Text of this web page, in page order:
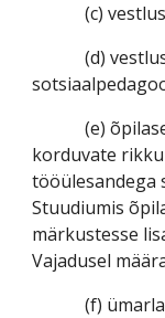
(c) vestlus
(d)
(e) õpilase
korduvate
tööülesandega
Stuudiumis
märkustesse
Vajadusel
(f)